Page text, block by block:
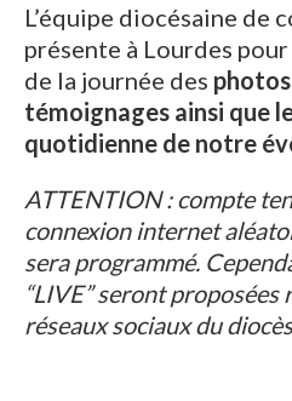
L’équipe diocésaine de
présente à Lourdes
de la journée des
témoignages ainsi que
quotidienne de notre
ATTENTION : compte
connexion internet
sera programmé.
“LIVE” seront
réseaux sociaux du